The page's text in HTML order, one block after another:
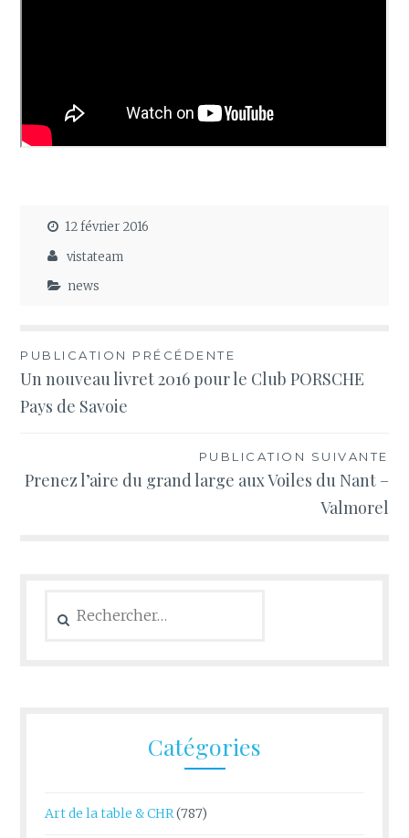
12 février 2016
vistateam
news
Navigation
de
l’article
PUBLICATION PRÉCÉDENTE
Un nouveau livret 2016 pour le Club PORSCHE
Pays de Savoie
PUBLICATION SUIVANTE
Prenez l’aire du grand large aux Voiles du Nant –
Valmorel
Catégories
Art de la table & CHR(787)